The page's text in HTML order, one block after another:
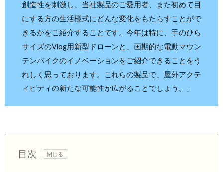
創造性を刺激し、当社製品のご愛用者、また初めて目
にする方の生活様式にどんな変化をもたらすことがで
きるかをご紹介することです。今年は特に、手のひら
サイズのVlog用新型ドローンと、画期的な電動マウン
テンバイクのイノベーションをご紹介できることをう
れしく思っております。これらの製品で、屋外アクテ
ィビティの新たな可能性が広がることでしょう。」
目次